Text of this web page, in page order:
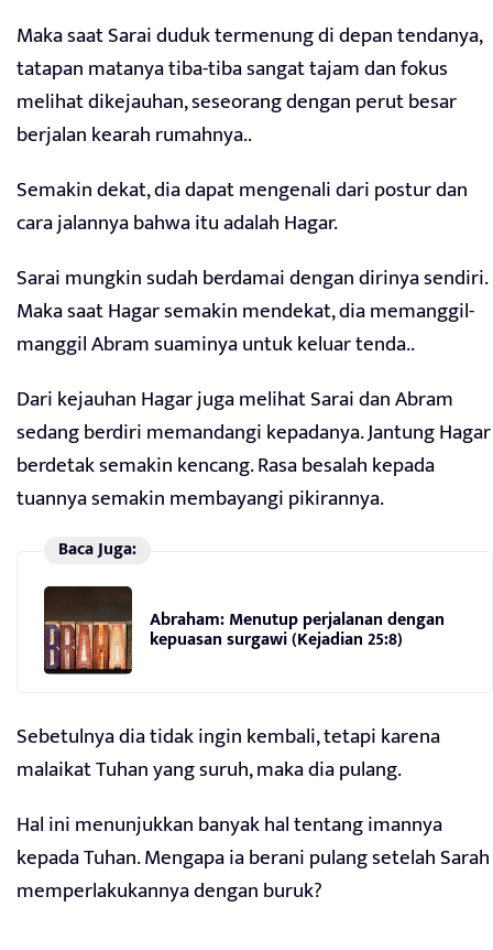
Maka saat Sarai duduk termenung di depan tendanya,
tatapan matanya tiba-tiba sangat tajam dan fokus
melihat dikejauhan, seseorang dengan perut besar
berjalan kearah rumahnya..
Semakin dekat, dia dapat mengenali dari postur dan
cara jalannya bahwa itu adalah Hagar.
Sarai mungkin sudah berdamai dengan dirinya sendiri.
Maka saat Hagar semakin mendekat, dia memanggil-
manggil Abram suaminya untuk keluar tenda..
Dari kejauhan Hagar juga melihat Sarai dan Abram
sedang berdiri memandangi kepadanya. Jantung Hagar
berdetak semakin kencang. Rasa besalah kepada
tuannya semakin membayangi pikirannya.
Baca Juga:
Abraham: Menutup perjalanan dengan
kepuasan surgawi (Kejadian 25:8)
Sebetulnya dia tidak ingin kembali, tetapi karena
malaikat Tuhan yang suruh, maka dia pulang.
Hal ini menunjukkan banyak hal tentang imannya
kepada Tuhan. Mengapa ia berani pulang setelah Sarah
memperlakukannya dengan buruk?